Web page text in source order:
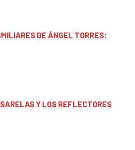
DE ÁNGEL TORRES:
Y LOS REFLECTORES